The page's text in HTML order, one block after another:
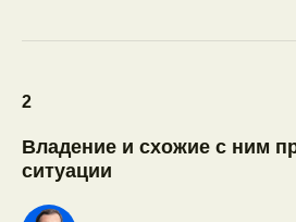
2
Владение и схожие с ним
ситуации